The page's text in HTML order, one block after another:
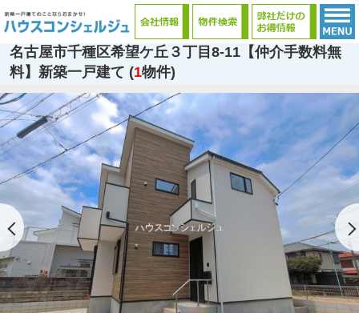
名古屋市千種区希望ケ丘３丁目8-11【仲介手数料無
料】新築一戸建て (1物件)